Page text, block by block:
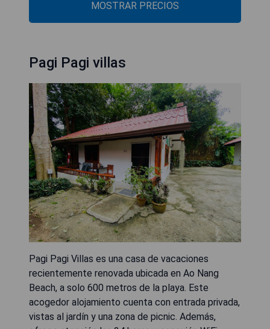
MOSTRAR PRECIOS
Pagi Pagi villas
Pagi Pagi Villas es una casa de vacaciones
recientemente renovada ubicada en Ao Nang
Beach, a solo 600 metros de la playa. Este
acogedor alojamiento cuenta con entrada privada,
vistas al jardín y una zona de picnic. Además,